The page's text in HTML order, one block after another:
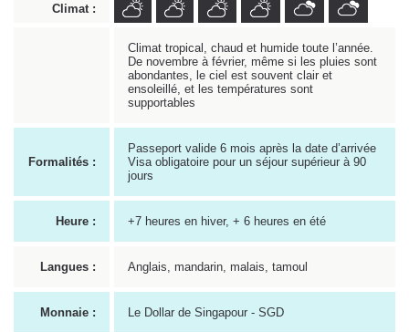
Climat :
Climat tropical, chaud et humide toute l’année.
De novembre à février, même si les pluies sont
abondantes, le ciel est souvent clair et
ensoleillé, et les températures sont
supportables
Formalités :
Passeport valide 6 mois après la date d’arrivée
Visa obligatoire pour un séjour supérieur à 90
jours
Heure : +7 heures en hiver, + 6 heures en été
Langues : Anglais, mandarin, malais, tamoul
Monnaie : Le Dollar de Singapour - SGD